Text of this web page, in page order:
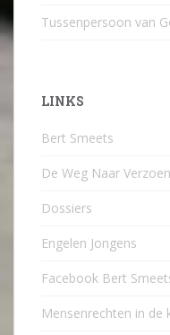
Tussenpersoon van
LINKS
Bert Smeets
De Weg Naar
Dossiers
Engelen Jongens
Facebook Bert
Mensenrechten in de